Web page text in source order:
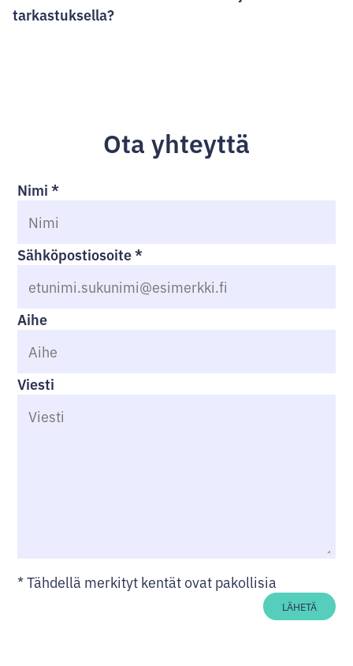
tarkastuksella?
Ota yhteyttä
Nimi*
Sähköpostiosoite*
Aihe
Viesti
*Tähdellä merkityt kentät ovat pakollisia
LÄHETÄ